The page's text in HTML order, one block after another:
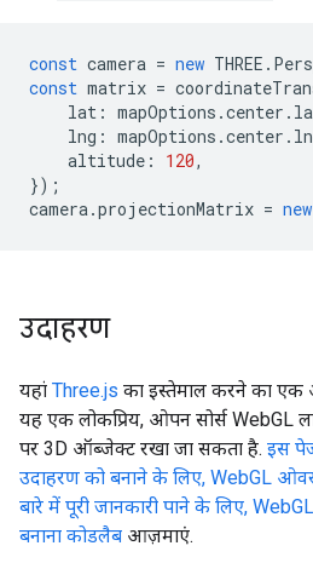
const camera = new THREE .
const matrix =
lat : mapOptions .center .
lng : mapOptions .center .
altitude : 120,
});
camera.projectionMatrix = new
उदाहरण
यहां Three.js का इस्तेमाल करने का एक
यह एक लोकप्रिय, ओपन सोर्स WebGL
पर 3D ऑब्जेक्ट रखा जा सकता है. इस
उदाहरण को बनाने के लिए, WebGL
बारे में पूरी जानकारी पाने के लिए,
बनाना कोडलैब आज़माएं.